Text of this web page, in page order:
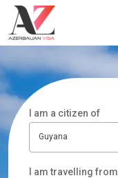
I am a citizen of
Guyana
I am travelling from